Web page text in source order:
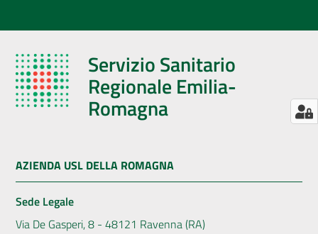
Servizio Sanitario
Regionale Emilia-
Romagna
AZIENDA USL DELLA ROMAGNA
Sede Legale
Via De Gasperi, 8 - 48121 Ravenna (RA)